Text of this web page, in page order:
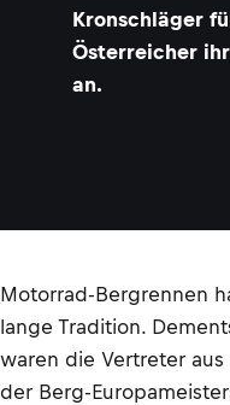
Kronschläger
Österreicher
an.
Motorrad-Bergrennen
lange Tradition.
waren die Vertreter
der Berg-